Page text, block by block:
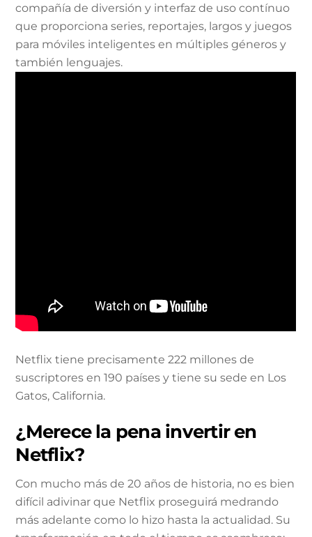
compañía de diversión y interfaz de uso contínuo
que proporciona series, reportajes, largos y juegos
para móviles inteligentes en múltiples géneros y
también lenguajes.
Netflix tiene precisamente 222 millones de
suscriptores en 190 países y tiene su sede en Los
Gatos, California.
¿Merece la pena invertir en
Netflix?
Con mucho más de 20 años de historia, no es bien
difícil adivinar que Netflix proseguirá medrando
más adelante como lo hizo hasta la actualidad. Su